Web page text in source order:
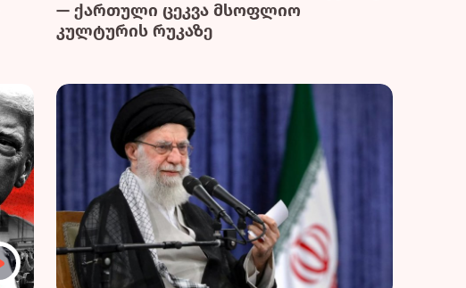
— ქართული ცეკვა მსოფლიო
კულტურის რუკაზე